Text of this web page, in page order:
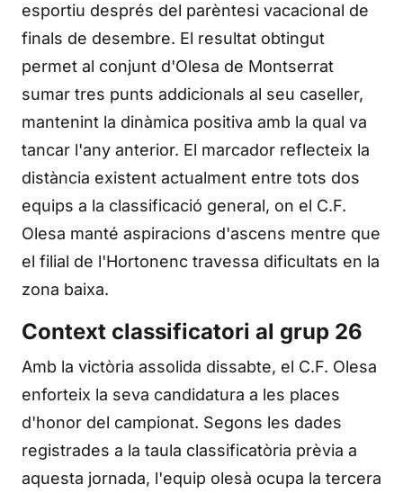
esportiu després del parèntesi vacacional de
finals de desembre. El resultat obtingut
permet al conjunt d'Olesa de Montserrat
sumar tres punts addicionals al seu caseller,
mantenint la dinàmica positiva amb la qual va
tancar l'any anterior. El marcador reflecteix la
distància existent actualment entre tots dos
equips a la classificació general, on el C.F.
Olesa manté aspiracions d'ascens mentre que
el filial de l'Hortonenc travessa dificultats en la
zona baixa.
Context classificatori al grup 26
Amb la victòria assolida dissabte, el C.F. Olesa
enforteix la seva candidatura a les places
d'honor del campionat. Segons les dades
registrades a la taula classificatòria prèvia a
aquesta jornada, l'equip olesà ocupa la tercera